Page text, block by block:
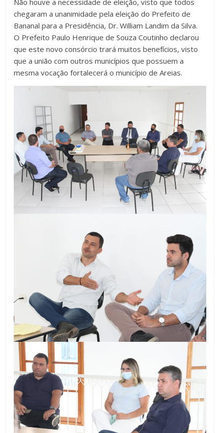
Não houve a necessidade de eleição, visto que todos
chegaram a unanimidade pela eleição do Prefeito de
Bananal para a Presidência, Dr. William Landim da Silva.
O Prefeito Paulo Henrique de Souza Coutinho declarou
que este novo consórcio trará muitos benefícios, visto
que a união com outros municípios que possuem a
mesma vocação fortalecerá o município de Areias.